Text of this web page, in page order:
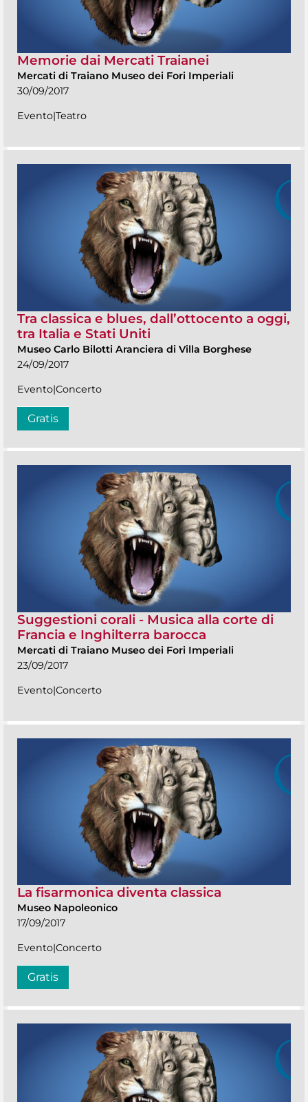
Memorie dai Mercati Traianei
Mercati di Traiano Museo dei Fori Imperiali
30/09/2017
Evento|Teatro
Tra classica e blues, dall’ottocento a oggi,
tra Italia e Stati Uniti
Museo Carlo Bilotti Aranciera di Villa Borghese
24/09/2017
Evento|Concerto
Gratis
Suggestioni corali - Musica alla corte di
Francia e Inghilterra barocca
Mercati di Traiano Museo dei Fori Imperiali
23/09/2017
Evento|Concerto
La fisarmonica diventa classica
Museo Napoleonico
17/09/2017
Evento|Concerto
Gratis